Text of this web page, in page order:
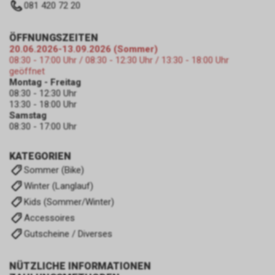
081 420 72 20
KATEGORIEN
Sommer (Bike)
Winter (Langlauf)
Kids (Sommer/Winter)
Accessoires
Gutscheine / Diverses
NÜTZLICHE INFORMATIONEN
ÖFFNUNGSZEITEN
20.06.2026-13.09.2026 (Sommer)
08:30 - 17:00 Uhr / 08:30 - 12:30 Uhr / 13:30 - 18:00 Uhr
geöffnet
Montag - Freitag
08:30 - 12:30 Uhr
13:30 - 18:00 Uhr
Samstag
08:30 - 17:00 Uhr